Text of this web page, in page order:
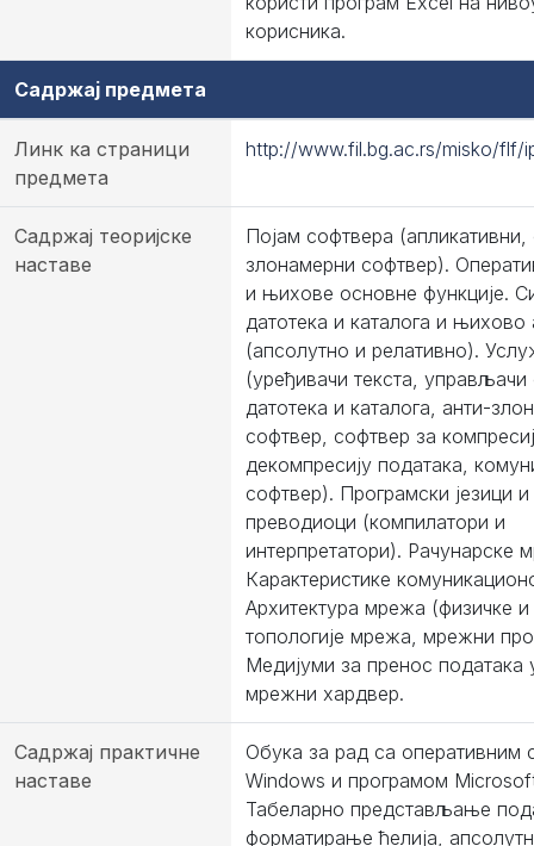
корисника.
Садржај предмета
Линк ка страници
предмета
http://www.fil.bg.ac.rs/misko/flf/
Садржај теоријске
наставе
Појам софтвера (апликативни,
злонамерни софтвер).
и њихове основне функције.
датотека и каталога и
(апсолутно и релативно).
(уређивачи текста,
датотека и каталога, анти-
софтвер, софтвер за
декомпресију података,
софтвер). Програмски језици и
преводиоци (компилатори и
интерпретатори). Рачунарске
Карактеристике
Архитектура мрежа (физичке и
топологије мрежа, мрежни
Медијуми за пренос
мрежни хардвер.
Садржај практичне
наставе
Обука за рад са оперативним
Windows и програмом
Табеларно представљање
форматирање ћелија,